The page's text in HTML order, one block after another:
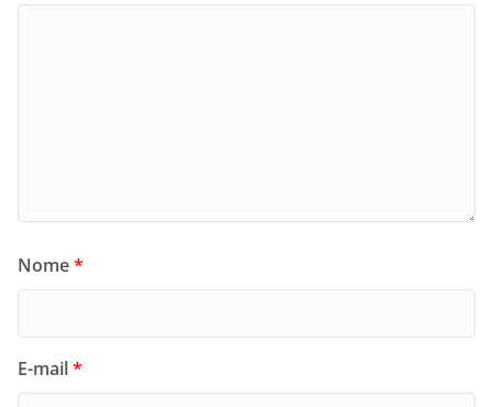
Nome*
E-mail*